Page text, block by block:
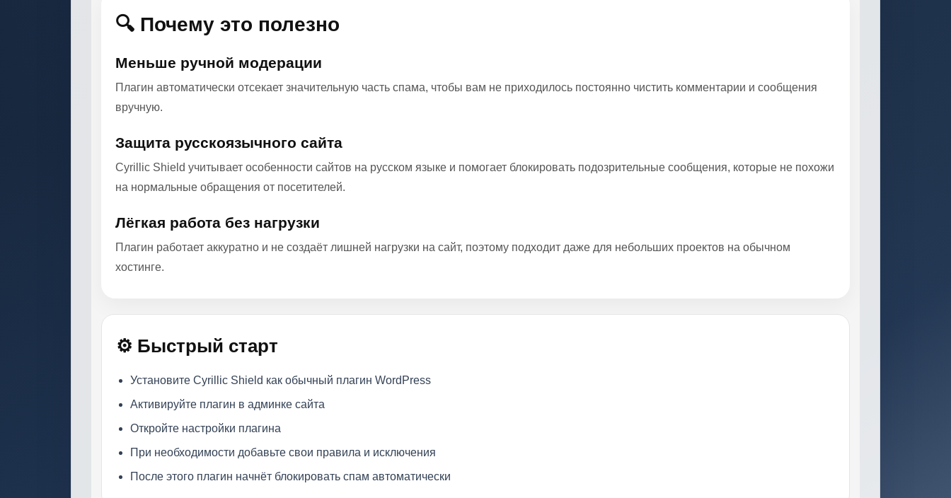
🔍 Почему это полезно
Меньше ручной модерации
Плагин автоматически отсекает значительную часть спама, чтобы вам не приходилось постоянно чистить комментарии и сообщения
вручную.
Защита русскоязычного сайта
Cyrillic Shield учитывает особенности сайтов на русском языке и помогает блокировать подозрительные сообщения, которые не похожи
на нормальные обращения от посетителей.
Лёгкая работа без нагрузки
Плагин работает аккуратно и не создаёт лишней нагрузки на сайт, поэтому подходит даже для небольших проектов на обычном
хостинге.
⚙️ Быстрый старт
Установите Cyrillic Shield как обычный плагин WordPress
Активируйте плагин в админке сайта
Откройте настройки плагина
При необходимости добавьте свои правила и исключения
После этого плагин начнёт блокировать спам автоматически